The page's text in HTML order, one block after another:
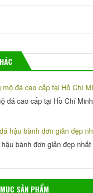
đá cao cấp tại Hồ Chí Minh
bành đơn giản đẹp nhất
SẢN PHẨM